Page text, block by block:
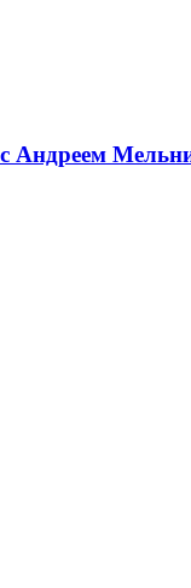
Андреем